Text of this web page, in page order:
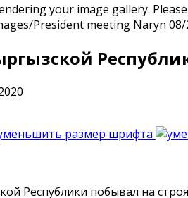
your image gallery.
President meeting Naryn 08/
размер шрифта